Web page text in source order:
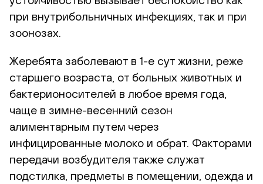
при внутрибольничных инфекциях, так и при
зоонозах.
Жеребята заболевают в 1-е сут жизни, реже
старшего возраста, от больных животных и
бактерионосителей в любое время года,
чаще в зимне-весенний сезон
алиментарным путем через
инфицированные молоко и обрат. Факторами
передачи возбудителя также служат
подстилка, предметы в помещении, одежда и